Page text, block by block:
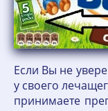
Если Вы не
у своего
принимаете